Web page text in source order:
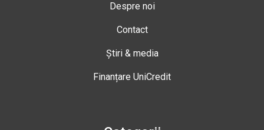
Despre noi
Contact
Știri & media
Finanțare UniCredit